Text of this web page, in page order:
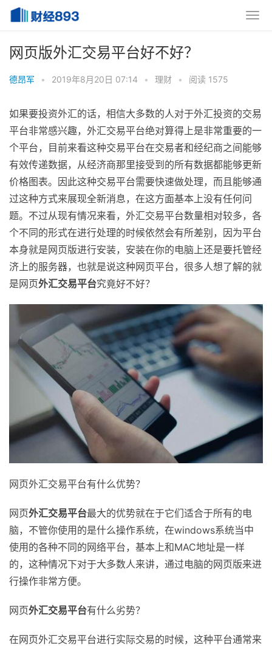
网页版外汇交易平台好不好？
德昂军 • 2019年8月20日 07:14 • 理财 • 阅读 1575
如果要投资外汇的话，相信大多数的人对于外汇投资的交易
平台非常感兴趣，外汇交易平台绝对算得上是非常重要的一
个平台，目前来看这种交易平台在交易者和经纪商之间能够
有效传递数据，从经济商那里接受到的所有数据都能够更新
价格图表。因此这种交易平台需要快速做处理，而且能够通
过这种方式来展现全新消息，在这方面基本上没有任何问
题。不过从现有情况来看，外汇交易平台数量相对较多，各
个不同的形式在进行处理的时候依然会有所差别，因为平台
本身就是网页版进行安装，安装在你的电脑上还是要托管经
济上的服务器，也就是说这种网页平台，很多人想了解的就
是网页外汇交易平台究竟好不好？
网页外汇交易平台有什么优势？
网页外汇交易平台最大的优势就在于它们适合于所有的电
脑，不管你使用的是什么操作系统，在windows系统当中
使用的各种不同的网络平台，基本上和MAC地址是一样
的，这种情况下对于大多数人来讲，通过电脑的网页版来进
行操作非常方便。
网页外汇交易平台有什么劣势？
在网页外汇交易平台进行实际交易的时候，这种平台通常来